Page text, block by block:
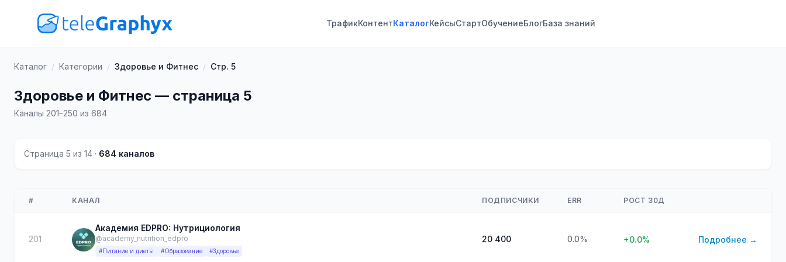
ТрафикКонтентКаталогКейсыСтартОбучениеБлогБаза знаний
Каталог / Категории / Здоровье и Фитнес / Стр. 5
Здоровье и Фитнес — страница 5
Каналы 201–250 из 684
Страница 5 из 14 · 684 каналов
# КАНАЛ ПОДПИСЧИКИ ERR РОСТ 30Д
201
Академия EDPRO: Нутрициология
@academy_nutrition_edpro
#Питание и диеты #Образование #Здоровье
20 400 0.0% +0.0% Подробнее →